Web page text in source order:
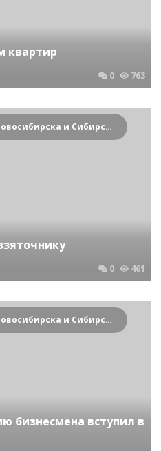
квартир
0 763
Криминальные новости Новосибирска и Сибирского региона
0 461
Криминальные новости Новосибирска и Сибирского региона
бизнесмена вступил в